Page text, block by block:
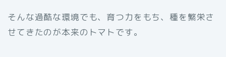
そんな過酷な環境でも、育つ力をもち、種を繁栄さ
せてきたのが本来のトマトです。